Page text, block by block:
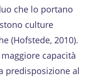
che lo portano
culture
(Hofstede, 2010).
capacità
predisposizione al